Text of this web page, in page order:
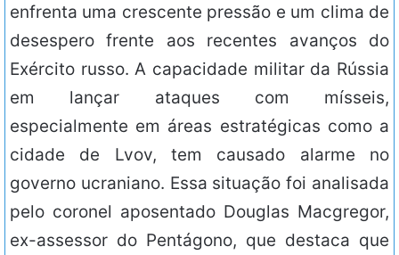
enfrenta uma crescente pressão e um clima de
desespero frente aos recentes avanços do
Exército russo. A capacidade militar da Rússia
em lançar ataques com mísseis,
especialmente em áreas estratégicas como a
cidade de Lvov, tem causado alarme no
governo ucraniano. Essa situação foi analisada
pelo coronel aposentado Douglas Macgregor,
ex-assessor do Pentágono, que destaca que